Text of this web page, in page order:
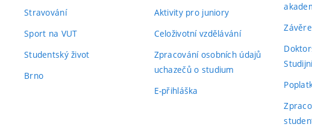
Stravování
Sport na VUT
Studentský život
Brno
Aktivity pro juniory
Celoživotní vzdělávání
Zpracování osobních údajů
uchazečů o studium
E-přihláška